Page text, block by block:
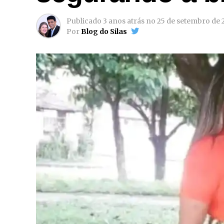
Publicado 3 anos atrás no 25 de setembro de
PorBlog do Silas